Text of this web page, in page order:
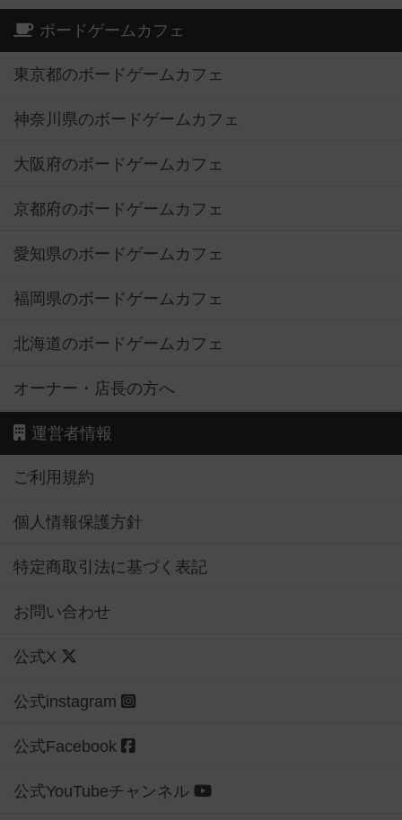
ボードゲームカフェ
東京都のボードゲームカフェ
神奈川県のボードゲームカフェ
大阪府のボードゲームカフェ
京都府のボードゲームカフェ
愛知県のボードゲームカフェ
福岡県のボードゲームカフェ
北海道のボードゲームカフェ
オーナー・店長の方へ
運営者情報
ご利用規約
個人情報保護方針
特定商取引法に基づく表記
お問い合わせ
公式X
公式instagram
公式Facebook
公式YouTubeチャンネル